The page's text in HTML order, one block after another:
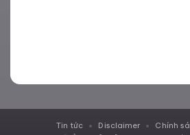
Tin tức Disclaimer
Chính